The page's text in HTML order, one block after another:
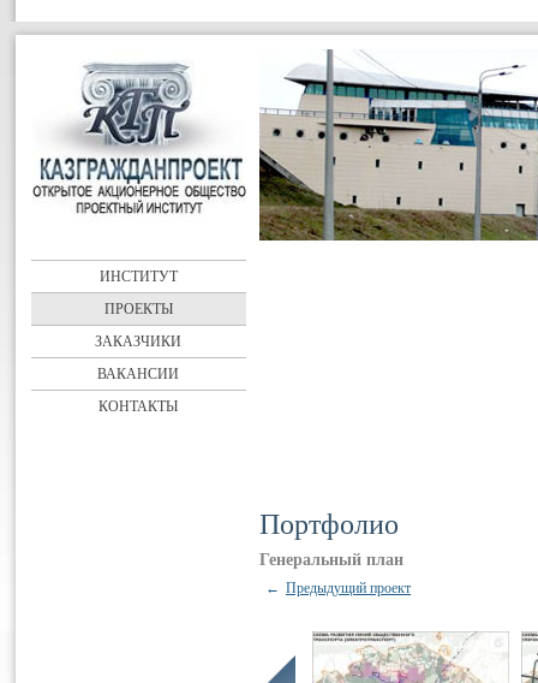
ИНСТИТУТ
ПРОЕКТЫ
ЗАКАЗЧИКИ
ВАКАНСИИ
КОНТАКТЫ
Портфолио
Генеральный план
← Предыдущий проект